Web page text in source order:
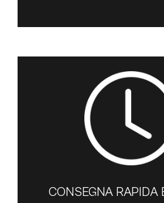
CONSEGNA RAPIDA